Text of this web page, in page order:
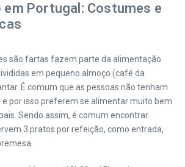
Portugal: Costumes e
são fartas fazem parte da alimentação
em pequeno almoço (café da
É comum que as pessoas não tenham
por isso preferem se alimentar muito bem
Sendo assim, é comum encontrar
3 pratos por refeição, como entrada,